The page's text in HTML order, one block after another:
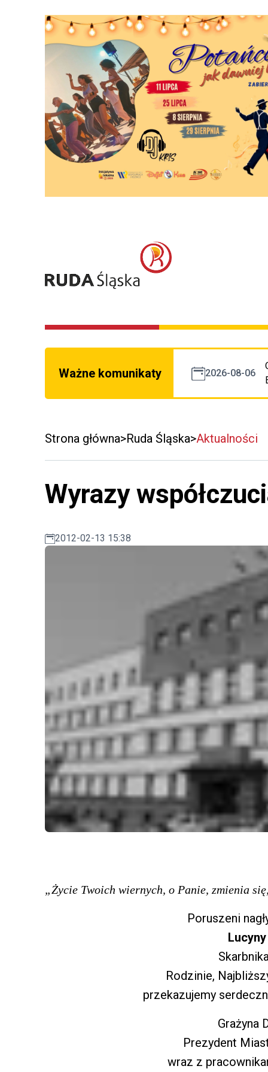
Ważne komunikaty 2026-08-06
Strona główna Ruda Śląska Aktualności
Wyrazy
2012-02-13 15:38
„Życie Twoich wiernych, o Panie, zmienia
Poruszeni
Rodzinie,
przekazujemy
Grażyna
Prezydent
wraz z